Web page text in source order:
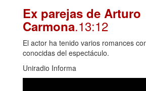
Ex parejas de Arturo
Carmona.13:12
El actor ha tenido varios romances
conocidas del espectáculo.
Uniradio Informa